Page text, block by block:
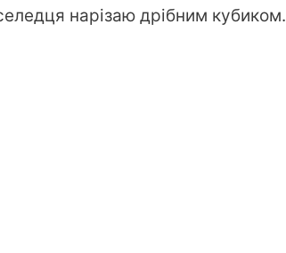
нарізаю дрібним кубиком.